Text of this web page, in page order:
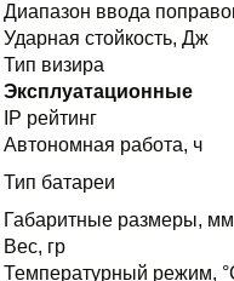
Диапазон ввода
Ударная стойкость, Дж
Тип визира
Эксплуатационные
IP рейтинг
Автономная работа, ч
Тип батареи
Габаритные размеры, мм
Вес, гр
Температурный режим,